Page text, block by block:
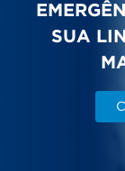
SUA